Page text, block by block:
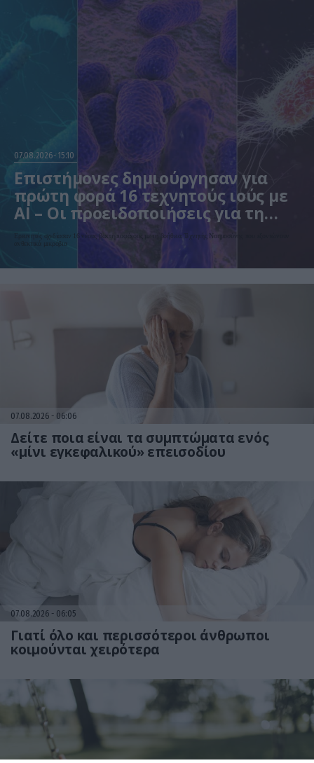
07.08.2026 15:10
Επιστήμονες δημιούργησαν για
πρώτη φορά 16 τεχνητούς ιούς με
AI – Οι προειδοποιήσεις για τη
βιοασφάλεια
Ερευνητές σχεδίασαν 16 νέους βακτηριοφάγους με τη βοήθεια Τεχνητής Νοημοσύνης που εξοντώνουν
ανθεκτικά μικρόβια
07.08.2026 06:06
Δείτε ποια είναι τα συμπτώματα ενός
«μίνι εγκεφαλικού» επεισοδίου
07.08.2026 06:05
Γιατί όλο και περισσότεροι άνθρωποι
κοιμούνται χειρότερα